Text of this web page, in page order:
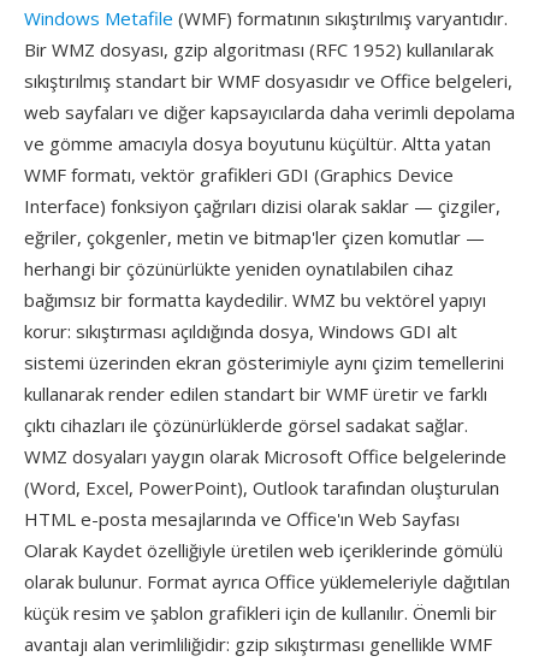
Windows Metafile (WMF) formatının sıkıştırılmış varyantıdır.
Bir WMZ dosyası, gzip algoritması (RFC 1952) kullanılarak
sıkıştırılmış standart bir WMF dosyasıdır ve Office belgeleri,
web sayfaları ve diğer kapsayıcılarda daha verimli depolama
ve gömme amacıyla dosya boyutunu küçültür. Altta yatan
WMF formatı, vektör grafikleri GDI (Graphics Device
Interface) fonksiyon çağrıları dizisi olarak saklar — çizgiler,
eğriler, çokgenler, metin ve bitmap'ler çizen komutlar —
herhangi bir çözünürlükte yeniden oynatılabilen cihaz
bağımsız bir formatta kaydedilir. WMZ bu vektörel yapıyı
korur: sıkıştırması açıldığında dosya, Windows GDI alt
sistemi üzerinden ekran gösterimiyle aynı çizim temellerini
kullanarak render edilen standart bir WMF üretir ve farklı
çıktı cihazları ile çözünürlüklerde görsel sadakat sağlar.
WMZ dosyaları yaygın olarak Microsoft Office belgelerinde
(Word, Excel, PowerPoint), Outlook tarafından oluşturulan
HTML e-posta mesajlarında ve Office'ın Web Sayfası
Olarak Kaydet özelliğiyle üretilen web içeriklerinde gömülü
olarak bulunur. Format ayrıca Office yüklemeleriyle dağıtılan
küçük resim ve şablon grafikleri için de kullanılır. Önemli bir
avantajı alan verimliliğidir: gzip sıkıştırması genellikle WMF